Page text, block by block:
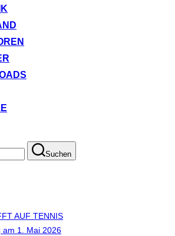
Suchen
AUF TENNIS
am 1. Mai 2026